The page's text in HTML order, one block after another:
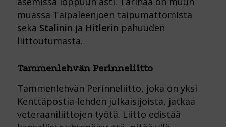
muassa Taipaleenjoen taipumattomista
sekä Stalinin ja Hitlerin pahuuden
liittoutumasta.
Tammenlehvän Perinneliitto
Tammenlehvän Perinneliitto, joka on yksi
Kenttäpostia-lehden julkaisijoista, jatkaa
veteraaniliittojen työtä. Liitto edistää